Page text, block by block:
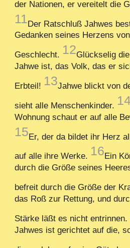
der Nationen, er vereitelt die
11Der Ratschluß Jahwes
Gedanken seines Herzens
Geschlecht. 12Glückselig
Jahwe ist, das Volk, das er
Erbteil! 13Jahwe blickt von
sieht alle Menschenkinder.
Wohnung schaut er auf alle
15Er, der da bildet ihr Herz
auf alle ihre Werke. 16Ein
durch die Größe seines
befreit durch die Größe der
das Roß zur Rettung, und
Stärke läßt es nicht entrinnen.
Jahwes ist gerichtet auf die,